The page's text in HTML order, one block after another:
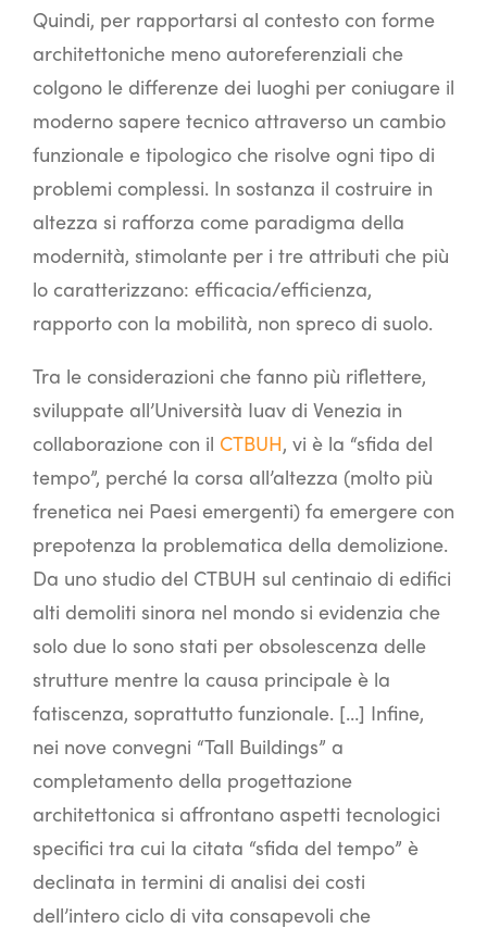
Quindi, per rapportarsi al contesto con forme
architettoniche meno autoreferenziali che
colgono le differenze dei luoghi per coniugare il
moderno sapere tecnico attraverso un cambio
funzionale e tipologico che risolve ogni tipo di
problemi complessi. In sostanza il costruire in
altezza si rafforza come paradigma della
modernità, stimolante per i tre attributi che più
lo caratterizzano: efficacia/efficienza,
rapporto con la mobilità, non spreco di suolo.
Tra le considerazioni che fanno più riflettere,
sviluppate all’Università Iuav di Venezia in
collaborazione con il CTBUH, vi è la “sfida del
tempo”, perché la corsa all’altezza (molto più
frenetica nei Paesi emergenti) fa emergere con
prepotenza la problematica della demolizione.
Da uno studio del CTBUH sul centinaio di edifici
alti demoliti sinora nel mondo si evidenzia che
solo due lo sono stati per obsolescenza delle
strutture mentre la causa principale è la
fatiscenza, soprattutto funzionale. […] Infine,
nei nove convegni “Tall Buildings” a
completamento della progettazione
architettonica si affrontano aspetti tecnologici
specifici tra cui la citata “sfida del tempo” è
declinata in termini di analisi dei costi
dell’intero ciclo di vita consapevoli che